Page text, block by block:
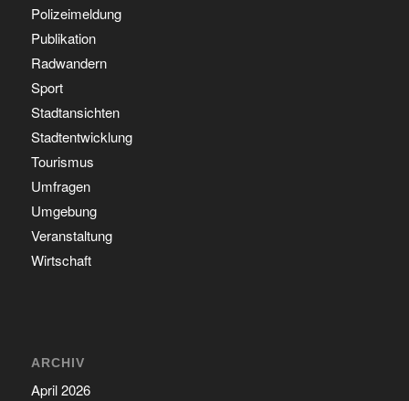
Polizeimeldung
Publikation
Radwandern
Sport
Stadtansichten
Stadtentwicklung
Tourismus
Umfragen
Umgebung
Veranstaltung
Wirtschaft
ARCHIV
April 2026